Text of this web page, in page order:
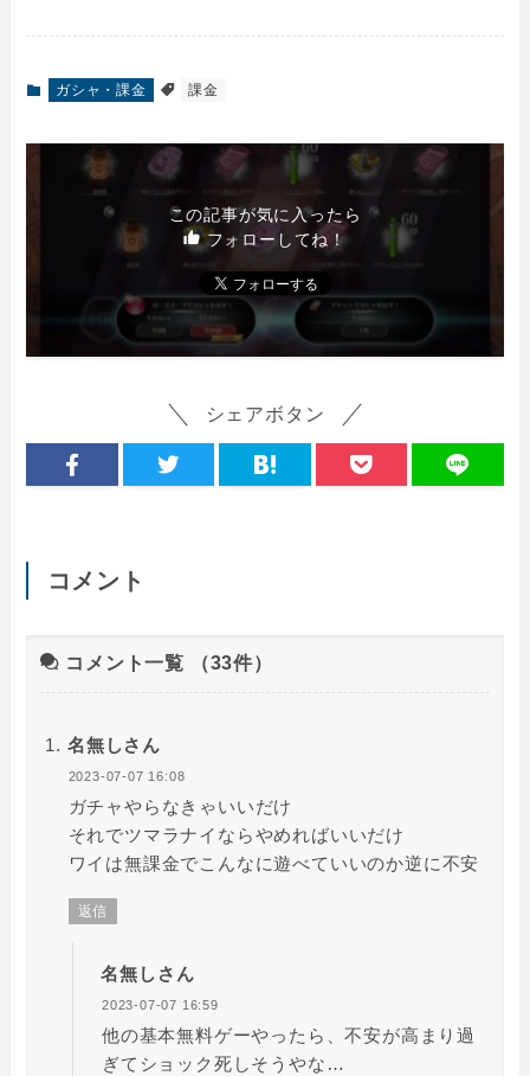
ガシャ・課金 課金
この記事が気に入ったら
フォローしてね！
シェアボタン
コメント
コメント一覧 （33件）
名無しさん
2023-07-07 16:08
ガチャやらなきゃいいだけ
それでツマラナイならやめればいいだけ
ワイは無課金でこんなに遊べていいのか逆に不安
返信
名無しさん
2023-07-07 16:59
他の基本無料ゲーやったら、不安が高まり過
ぎてショック死しそうやな…